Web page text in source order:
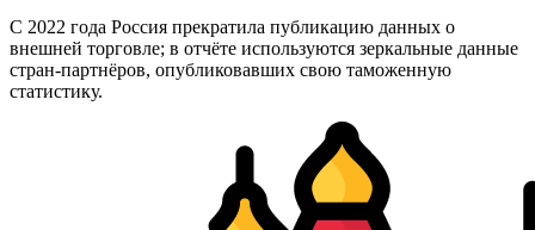
С 2022 года Россия прекратила публикацию данных о
внешней торговле; в отчёте используются зеркальные данные
стран-партнёров, опубликовавших свою таможенную
статистику.